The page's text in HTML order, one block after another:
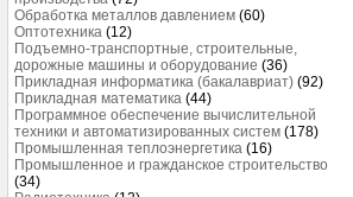
Обработка металлов давлением (60)
Оптотехника (12)
Подъемно-транспортные, строительные,
дорожные машины и оборудование (36)
Прикладная информатика (бакалавриат) (92)
Прикладная математика (44)
Программное обеспечение вычислительной
техники и автоматизированных систем (178)
Промышленная теплоэнергетика (16)
Промышленное и гражданское строительство
(34)